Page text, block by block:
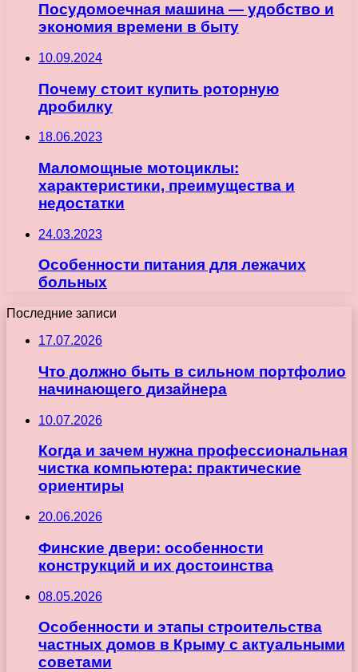
Посудомоечная машина — удобство и
экономия времени в быту
10.09.2024
Почему стоит купить роторную
дробилку
18.06.2023
Маломощные мотоциклы:
характеристики, преимущества и
недостатки
24.03.2023
Особенности питания для лежачих
больных
Последние записи
17.07.2026
Что должно быть в сильном портфолио
начинающего дизайнера
10.07.2026
Когда и зачем нужна профессиональная
чистка компьютера: практические
ориентиры
20.06.2026
Финские двери: особенности
конструкций и их достоинства
08.05.2026
Особенности и этапы строительства
частных домов в Крыму с актуальными
советами